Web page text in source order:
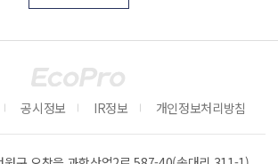
공시정보 IR정보 개인정보처리방침